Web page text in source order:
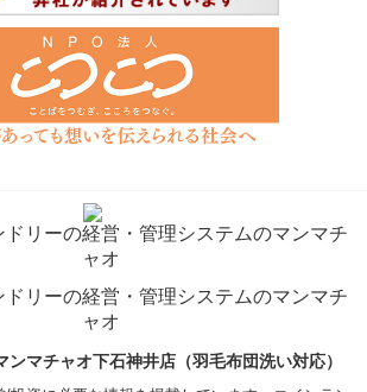
ンマチャオ下石神井店（羽毛布団洗い対応）